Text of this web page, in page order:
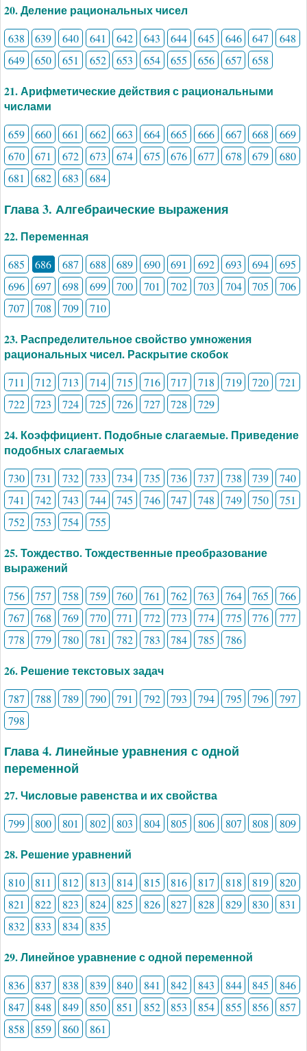
20. Деление рациональных чисел
638 639 640 641 642 643 644 645 646 647
648
649
650 651 652 653 654 655 656 657 658
21. Арифметические действия с рациональными
числами
659 660 661 662 663 664 665 666 667 668
669
670
671 672 673 674 675 676 677 678 679
680
681
682 683 684
Глава 3. Алгебраические выражения
22. Переменная
685 686 687 688 689 690 691 692 693 694
695
696
697 698 699 700 701 702 703 704 705
706
707
708 709 710
23. Распределительное свойство умножения
рациональных чисел. Раскрытие скобок
711 712 713 714 715 716 717 718 719 720
721
722
723 724 725 726 727 728 729
24. Коэффициент. Подобные слагаемые. Приведение
подобных слагаемых
730 731 732 733 734 735 736 737 738 739
740
741
742 743 744 745 746 747 748 749 750
751
752
753 754 755
25. Тождество. Тождественные преобразование
выражений
756 757 758 759 760 761 762 763 764 765
766
767
768 769 770 771 772 773 774 775 776
777
778
779 780 781 782 783 784 785 786
26. Решение текстовых задач
787 788 789 790 791 792 793 794 795 796
797
798
Глава 4. Линейные уравнения с одной
переменной
27. Числовые равенства и их свойства
799 800 801 802 803 804 805 806 807 808 809
28. Решение уравнений
810 811 812 813 814 815 816 817 818 819
820
821
822 823 824 825 826 827 828 829 830
831
832
833 834 835
29. Линейное уравнение с одной переменной
836 837 838 839 840 841 842 843 844 845
846
847
848 849 850 851 852 853 854 855 856
857
858
859 860 861